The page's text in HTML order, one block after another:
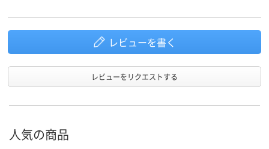
レビューを書く
レビューをリクエストする
人気の商品